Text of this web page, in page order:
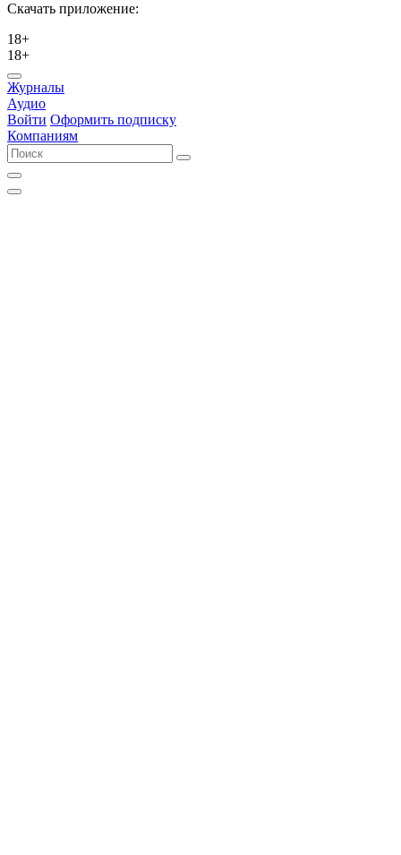
Скачать приложение:
18+
18+
Журналы
Аудио
Войти Оформить подписку
Компаниям